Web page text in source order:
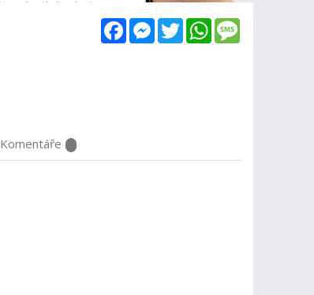
FacebookMessenger
TwitterWhatsApp
Komentáře